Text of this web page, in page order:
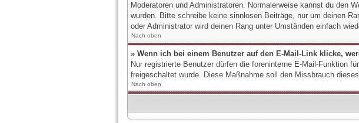
Moderatoren und Administratoren. Normalerweise kannst du den
wurden. Bitte schreibe keine sinnlosen Beiträge, nur um deinen
oder Administrator wird deinen Rang unter Umständen einfach
Nach oben
» Wenn ich bei einem Benutzer auf den E-Mail-Link klicke,
Nur registrierte Benutzer dürfen die foreninterne E-Mail-Funktion
freigeschaltet wurde. Diese Maßnahme soll den Missbrauch
Nach oben